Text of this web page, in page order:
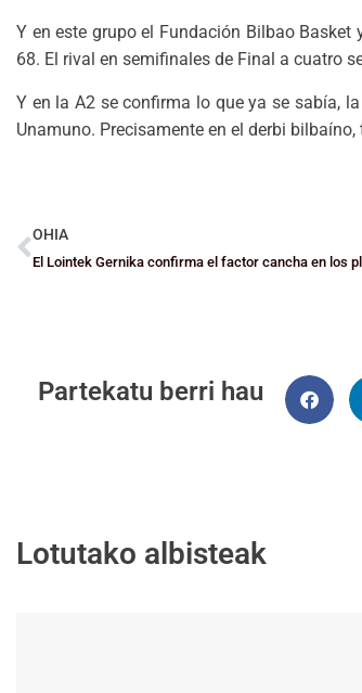
Y en este grupo el Fundación Bilbao
68. El rival en semifinales de Final a cuatro
Y en la A2 se confirma lo que ya se sabía,
Unamuno. Precisamente en el derbi
OHIA
Partekatu berri hau
Lotutako albisteak